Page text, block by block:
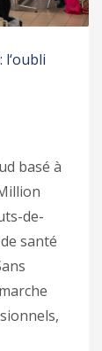
basé à
de-
santé